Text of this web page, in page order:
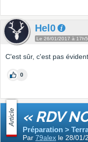
Hel0
Le 26/01/2017 à
C'est sûr, c'est pas
0
Article « RDV
Préparation >
Par 79alex le 28/01/